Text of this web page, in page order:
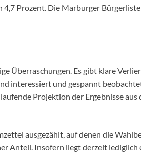
Prozent. Die Marburger
Überraschungen. Es gibt klare
interessiert und gespannt
Projektion der Ergebnisse
ausgezählt, auf denen die
Anteil. Insofern liegt derzeit lediglich